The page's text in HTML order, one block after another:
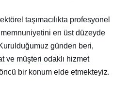
taşımacılıkta profesyonel
en üst düzeyde
günden beri,
ve müşteri odaklı hizmet
bir konum elde etmekteyiz.